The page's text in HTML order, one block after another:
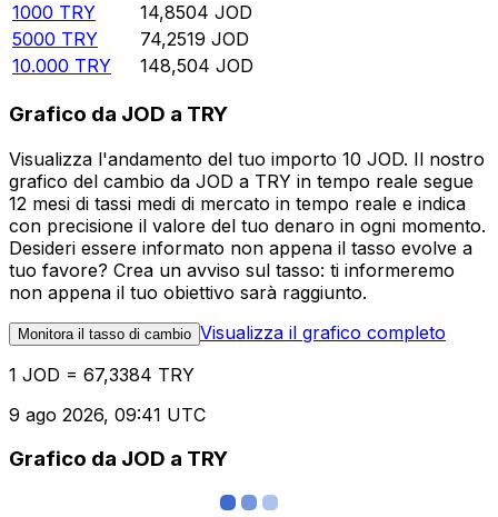
1000 TRY 14,8504 JOD
5000 TRY 74,2519 JOD
10.000 TRY 148,504 JOD
Grafico da JOD a TRY
Visualizza l'andamento del tuo importo 10 JOD. Il nostro
grafico del cambio da JOD a TRY in tempo reale segue
12 mesi di tassi medi di mercato in tempo reale e indica
con precisione il valore del tuo denaro in ogni momento.
Desideri essere informato non appena il tasso evolve a
tuo favore? Crea un avviso sul tasso: ti informeremo
non appena il tuo obiettivo sarà raggiunto.
Monitora il tasso di cambio Visualizza il grafico completo
1 JOD = 67,3384 TRY
9 ago 2026, 09:41 UTC
Grafico da JOD a TRY